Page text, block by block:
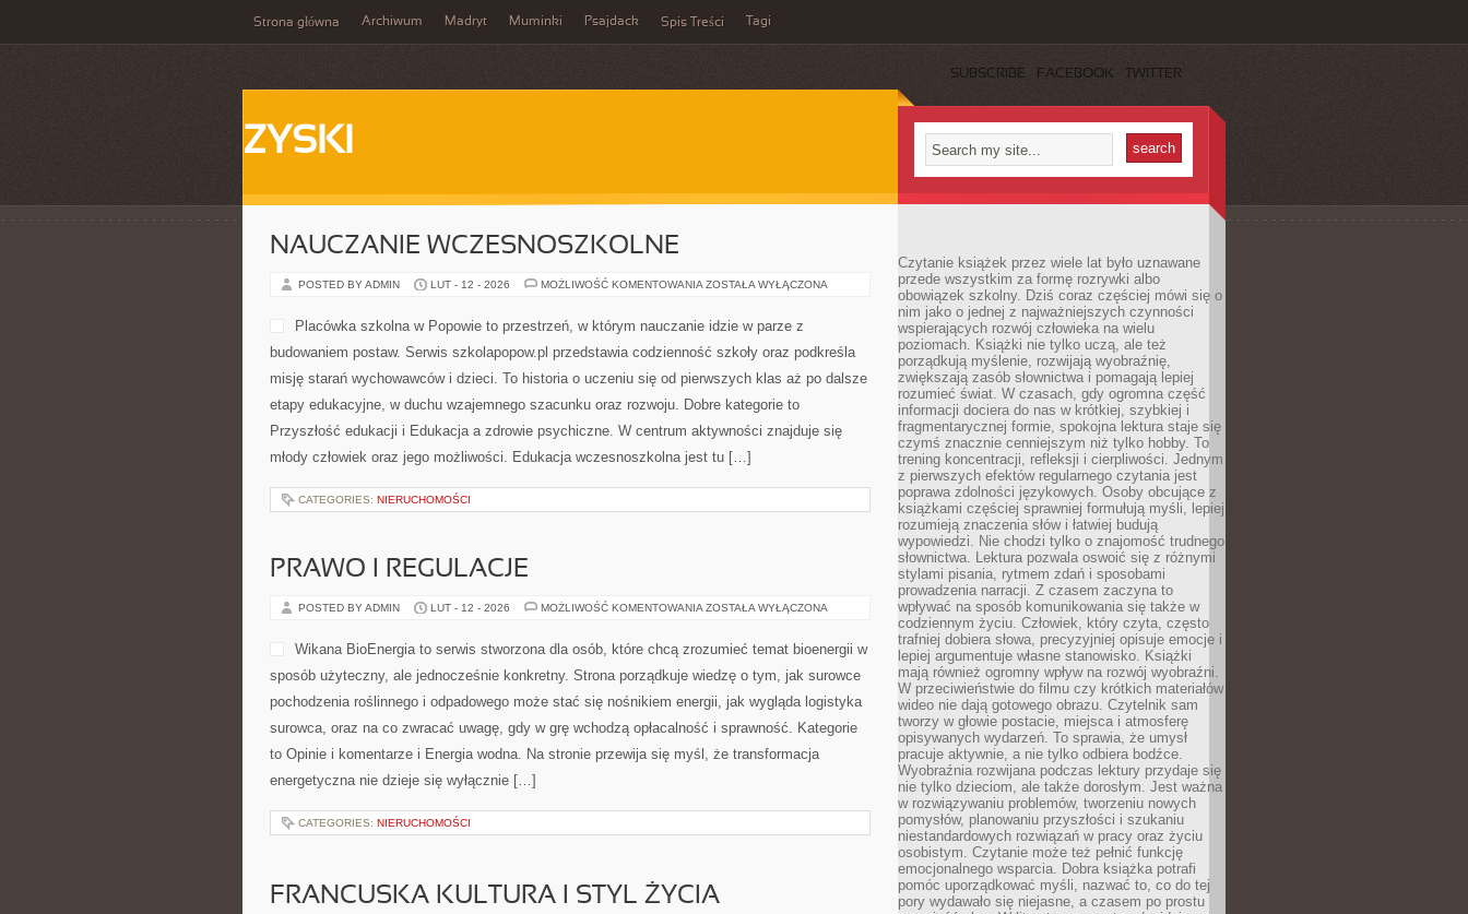
Strona główna Archiwum Madryt Muminki Psajdack Spis Treści Tagi
SUBSCRIBE FACEBOOK TWITTER
ZYSKI
NAUCZANIE WCZESNOSZKOLNE
POSTED BY ADMIN LUT - 12 - 2026 MOŻLIWOŚĆ KOMENTOWANIA NAUCZANIE
ZOSTAŁA WYŁĄCZONA
Placówka szkolna w Popowie to przestrzeń, w którym nauczanie idzie w parze z
budowaniem postaw. Serwis szkolapopow.pl przedstawia codzienność szkoły oraz podkreśla
misję starań wychowawców i dzieci. To historia o uczeniu się od pierwszych klas aż po dalsze
etapy edukacyjne, w duchu wzajemnego szacunku oraz rozwoju. Dobre kategorie to
Przyszłość edukacji i Edukacja a zdrowie psychiczne. W centrum aktywności znajduje się
młody człowiek oraz jego możliwości. Edukacja wczesnoszkolna jest tu […]
CATEGORIES: NIERUCHOMOŚCI
PRAWO I REGULACJE
POSTED BY ADMIN LUT - 12 - 2026 MOŻLIWOŚĆ KOMENTOWANIA PRAWO
ZOSTAŁA WYŁĄCZONA
Wikana BioEnergia to serwis stworzona dla osób, które chcą zrozumieć temat bioenergii w
sposób użyteczny, ale jednocześnie konkretny. Strona porządkuje wiedzę o tym, jak surowce
pochodzenia roślinnego i odpadowego może stać się nośnikiem energii, jak wygląda logistyka
surowca, oraz na co zwracać uwagę, gdy w grę wchodzą opłacalność i sprawność. Kategorie
to Opinie i komentarze i Energia wodna. Na stronie przewija się myśl, że transformacja
energetyczna nie dzieje się wyłącznie […]
CATEGORIES: NIERUCHOMOŚCI
FRANCUSKA KULTURA I STYL ŻYCIA
Czytanie książek przez wiele lat było uznawane
przede wszystkim za formę rozrywki albo
obowiązek szkolny. Dziś coraz częściej mówi się o
nim jako o jednej z najważniejszych czynności
wspierających rozwój człowieka na wielu
poziomach. Książki nie tylko uczą, ale też
porządkują myślenie, rozwijają wyobraźnię,
zwiększają zasób słownictwa i pomagają lepiej
rozumieć świat. W czasach, gdy ogromna część
informacji dociera do nas w krótkiej, szybkiej i
fragmentarycznej formie, spokojna lektura staje się
czymś znacznie cenniejszym niż tylko hobby. To
trening koncentracji, refleksji i cierpliwości. Jednym
z pierwszych efektów regularnego czytania jest
poprawa zdolności językowych. Osoby obcujące z
książkami częściej sprawniej formułują myśli, lepiej
rozumieją znaczenia słów i łatwiej budują
wypowiedzi. Nie chodzi tylko o znajomość trudnego
słownictwa. Lektura pozwala oswoić się z różnymi
stylami pisania, rytmem zdań i sposobami
prowadzenia narracji. Z czasem zaczyna to
wpływać na sposób komunikowania się także w
codziennym życiu. Człowiek, który czyta, często
trafniej dobiera słowa, precyzyjniej opisuje emocje i
lepiej argumentuje własne stanowisko. Książki
mają również ogromny wpływ na rozwój wyobraźni.
W przeciwieństwie do filmu czy krótkich materiałów
wideo nie dają gotowego obrazu. Czytelnik sam
tworzy w głowie postacie, miejsca i atmosferę
opisywanych wydarzeń. To sprawia, że umysł
pracuje aktywnie, a nie tylko odbiera bodźce.
Wyobraźnia rozwijana podczas lektury przydaje się
nie tylko dzieciom, ale także dorosłym. Jest ważna
w rozwiązywaniu problemów, tworzeniu nowych
pomysłów, planowaniu przyszłości i szukaniu
niestandardowych rozwiązań w pracy oraz życiu
osobistym. Czytanie może też pełnić funkcję
emocjonalnego wsparcia. Dobra książka potrafi
pomóc uporządkować myśli, nazwać to, co do tej
pory wydawało się niejasne, a czasem po prostu